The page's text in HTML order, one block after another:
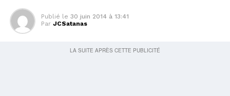
Publié le 30 juin 2014 à 13:41
Par JCSatanas